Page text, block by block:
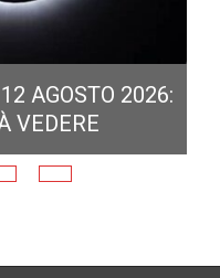
AGOSTO 2026:
VEDERE